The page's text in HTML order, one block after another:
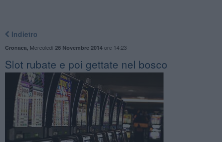
Indietro
Cronaca Mercoledì 26 Novembre 2014ore 14:23
Slot rubate e poi gettate nel bosco